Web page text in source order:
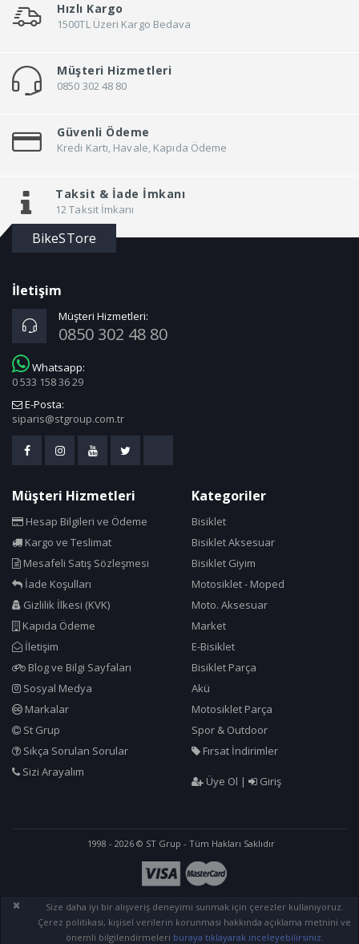
Hızlı Kargo
1500TL Üzeri Kargo Bedava
Müşteri Hizmetleri
0850 302 48 80
Güvenli Ödeme
Kredi Kartı, Havale, Kapıda Ödeme
Taksit & İade İmkanı
12 Taksit İmkanı
BikeSTore
İletişim
Müşteri Hizmetleri:
0850 302 48 80
Whatsapp:
0 533 158 36 29
E-Posta:
siparis@stgroup.com.tr
Müşteri Hizmetleri
Hesap Bilgileri ve Ödeme
Kargo ve Teslimat
Mesafeli Satış Sözleşmesi
İade Koşulları
Gizlilik İlkesi (KVK)
Kapıda Ödeme
İletişim
Blog ve Bilgi Sayfaları
Sosyal Medya
Markalar
St Grup
Sıkça Sorulan Sorular
Sizi Arayalım
Kategoriler
Bisiklet
Bisiklet Aksesuar
Bisiklet Giyim
Motosiklet - Moped
Moto. Aksesuar
Market
E-Bisiklet
Bisiklet Parça
Akü
Motosiklet Parça
Spor & Outdoor
Fırsat İndirimler
Üye Ol | Giriş
1998 - 2026 © ST Grup - Tüm Hakları Saklıdır
Size daha iyi bir alışveriş deneyimi sunmak için çerezler kullanıyoruz.
Çerez politikası, kişisel verilerin korunması hakkında açıklama metnini ve
önemli bilgilendirmeleri buraya tıklayarak inceleyebilirsiniz.
×